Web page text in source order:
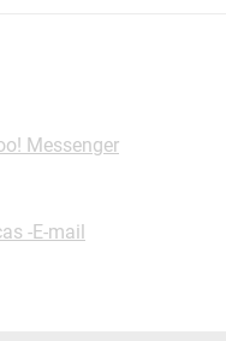
Messenger
-E-mail